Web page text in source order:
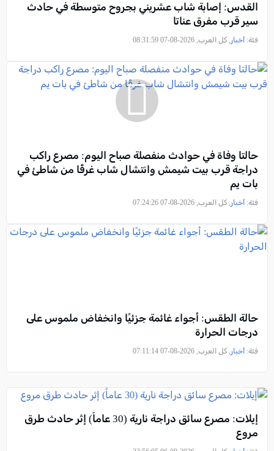
القدس: إصابة شاب عشريني بجروح متوسطة في حادث
سير قرب مفرق عناتا
فئة: أخبار , كل العرب, 2026-08-07 08:31:59
حالتا وفاة في حوادث منفصلة صباح اليوم: مصرع راكب
دراجة قرب بيت شيمش وانتشال شاب غرقًا من شاطئ في
بات يم
فئة: أخبار , كل العرب, 2026-08-07 07:24:26
حالة الطقس: أجواء غائمة جزئيًا وانخفاض ملموس على
درجات الحرارة
فئة: أخبار , كل العرب, 2026-08-07 07:11:14
إيلات: مصرع سائق دراجة نارية (30 عاماً) إثر حادث طرق
مروع